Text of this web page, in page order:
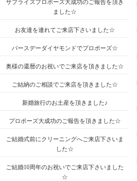
サプライズプロポーズ大成功のご報告を頂き
ました☆
お友達を連れてご来店下さいました☆
バースデーダイヤモンドでプロポーズ☆
奥様の還暦のお祝いでご来店を頂きました☆
ご結納のご相談でご来店を頂きました☆
新婚旅行のお土産を頂きました♪
プロポーズ大成功のご報告を頂きました☆
ご結婚式前にクリーニングへご来店下さいま
した☆
ご結婚10周年のお祝いでご来店下さいました
☆